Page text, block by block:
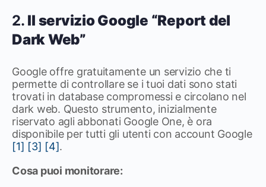
2. Il servizio Google “Report del
Dark Web”
Google offre gratuitamente un servizio che ti
permette di controllare se i tuoi dati sono stati
trovati in database compromessi e circolano nel
dark web. Questo strumento, inizialmente
riservato agli abbonati Google One, è ora
disponibile per tutti gli utenti con account Google
[1] [3] [4].
Cosa puoi monitorare: